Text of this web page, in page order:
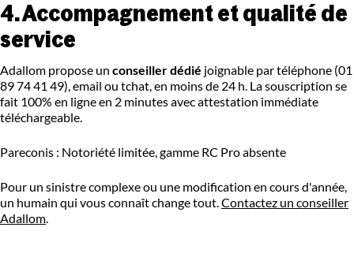
4. Accompagnement et qualité de
service
Adallom propose un conseiller dédié joignable par téléphone (01
89 74 41 49), email ou tchat, en moins de 24 h. La souscription se
fait 100% en ligne en 2 minutes avec attestation immédiate
téléchargeable.
Pareconis : Notoriété limitée, gamme RC Pro absente
Pour un sinistre complexe ou une modification en cours d'année,
un humain qui vous connaît change tout.Contactez un conseiller
Adallom.